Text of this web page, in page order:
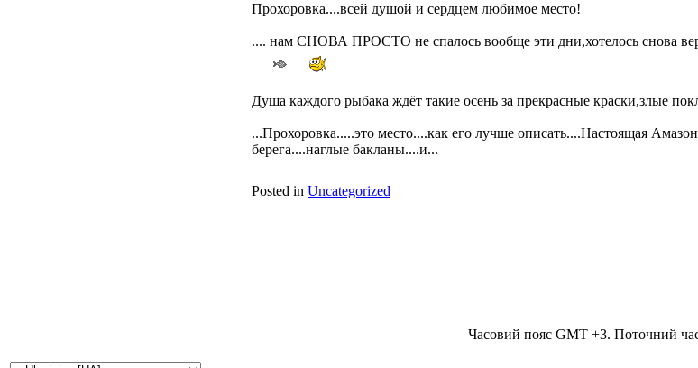
Прохоровка....всей душой и сердцем любимое место!
.... нам СНОВА ПРОСТО не спалось вообще эти дни,хотелось снова
Душа каждого рыбака ждёт такие осень за прекрасные краски,злые
...Прохоровка.....это место....как его лучше описать....Настоящая
берега....наглые бакланы....и...
Posted in Uncategorized
Часовий пояс GMT +3. Поточний